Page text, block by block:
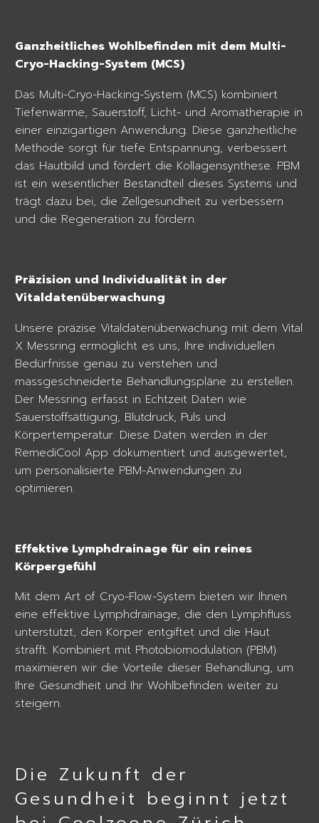
Ganzheitliches Wohlbefinden mit dem Multi-
Cryo-Hacking-System (MCS)
Das Multi-Cryo-Hacking-System (MCS) kombiniert
Tiefenwärme, Sauerstoff, Licht- und Aromatherapie in
einer einzigartigen Anwendung. Diese ganzheitliche
Methode sorgt für tiefe Entspannung, verbessert
das Hautbild und fördert die Kollagensynthese. PBM
ist ein wesentlicher Bestandteil dieses Systems und
trägt dazu bei, die Zellgesundheit zu verbessern
und die Regeneration zu fördern.
Präzision und Individualität in der
Vitaldatenüberwachung
Unsere präzise Vitaldatenüberwachung mit dem Vital
X Messring ermöglicht es uns, Ihre individuellen
Bedürfnisse genau zu verstehen und
massgeschneiderte Behandlungspläne zu erstellen.
Der Messring erfasst in Echtzeit Daten wie
Sauerstoffsättigung, Blutdruck, Puls und
Körpertemperatur. Diese Daten werden in der
RemediCool App dokumentiert und ausgewertet,
um personalisierte PBM-Anwendungen zu
optimieren.
Effektive Lymphdrainage für ein reines
Körpergefühl
Mit dem Art of Cryo-Flow-System bieten wir Ihnen
eine effektive Lymphdrainage, die den Lymphfluss
unterstützt, den Körper entgiftet und die Haut
strafft. Kombiniert mit Photobiomodulation (PBM)
maximieren wir die Vorteile dieser Behandlung, um
Ihre Gesundheit und Ihr Wohlbefinden weiter zu
steigern.
Die Zukunft der
Gesundheit beginnt jetzt